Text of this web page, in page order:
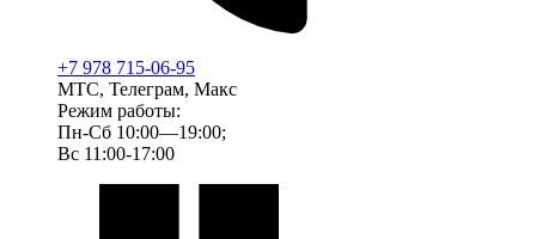
+7 978 715-06-95
МТС, Телеграм, Макс
Режим работы:
Пн-Сб 10:00—19:00;
Вс 11:00-17:00